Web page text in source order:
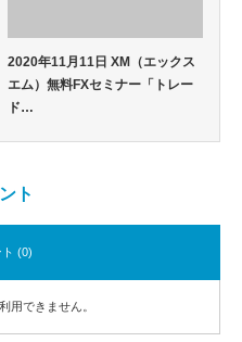
2020年11月11日 XM（エックス
エム）無料FXセミナー「トレー
ド…
ト
ト (0)
用できません。